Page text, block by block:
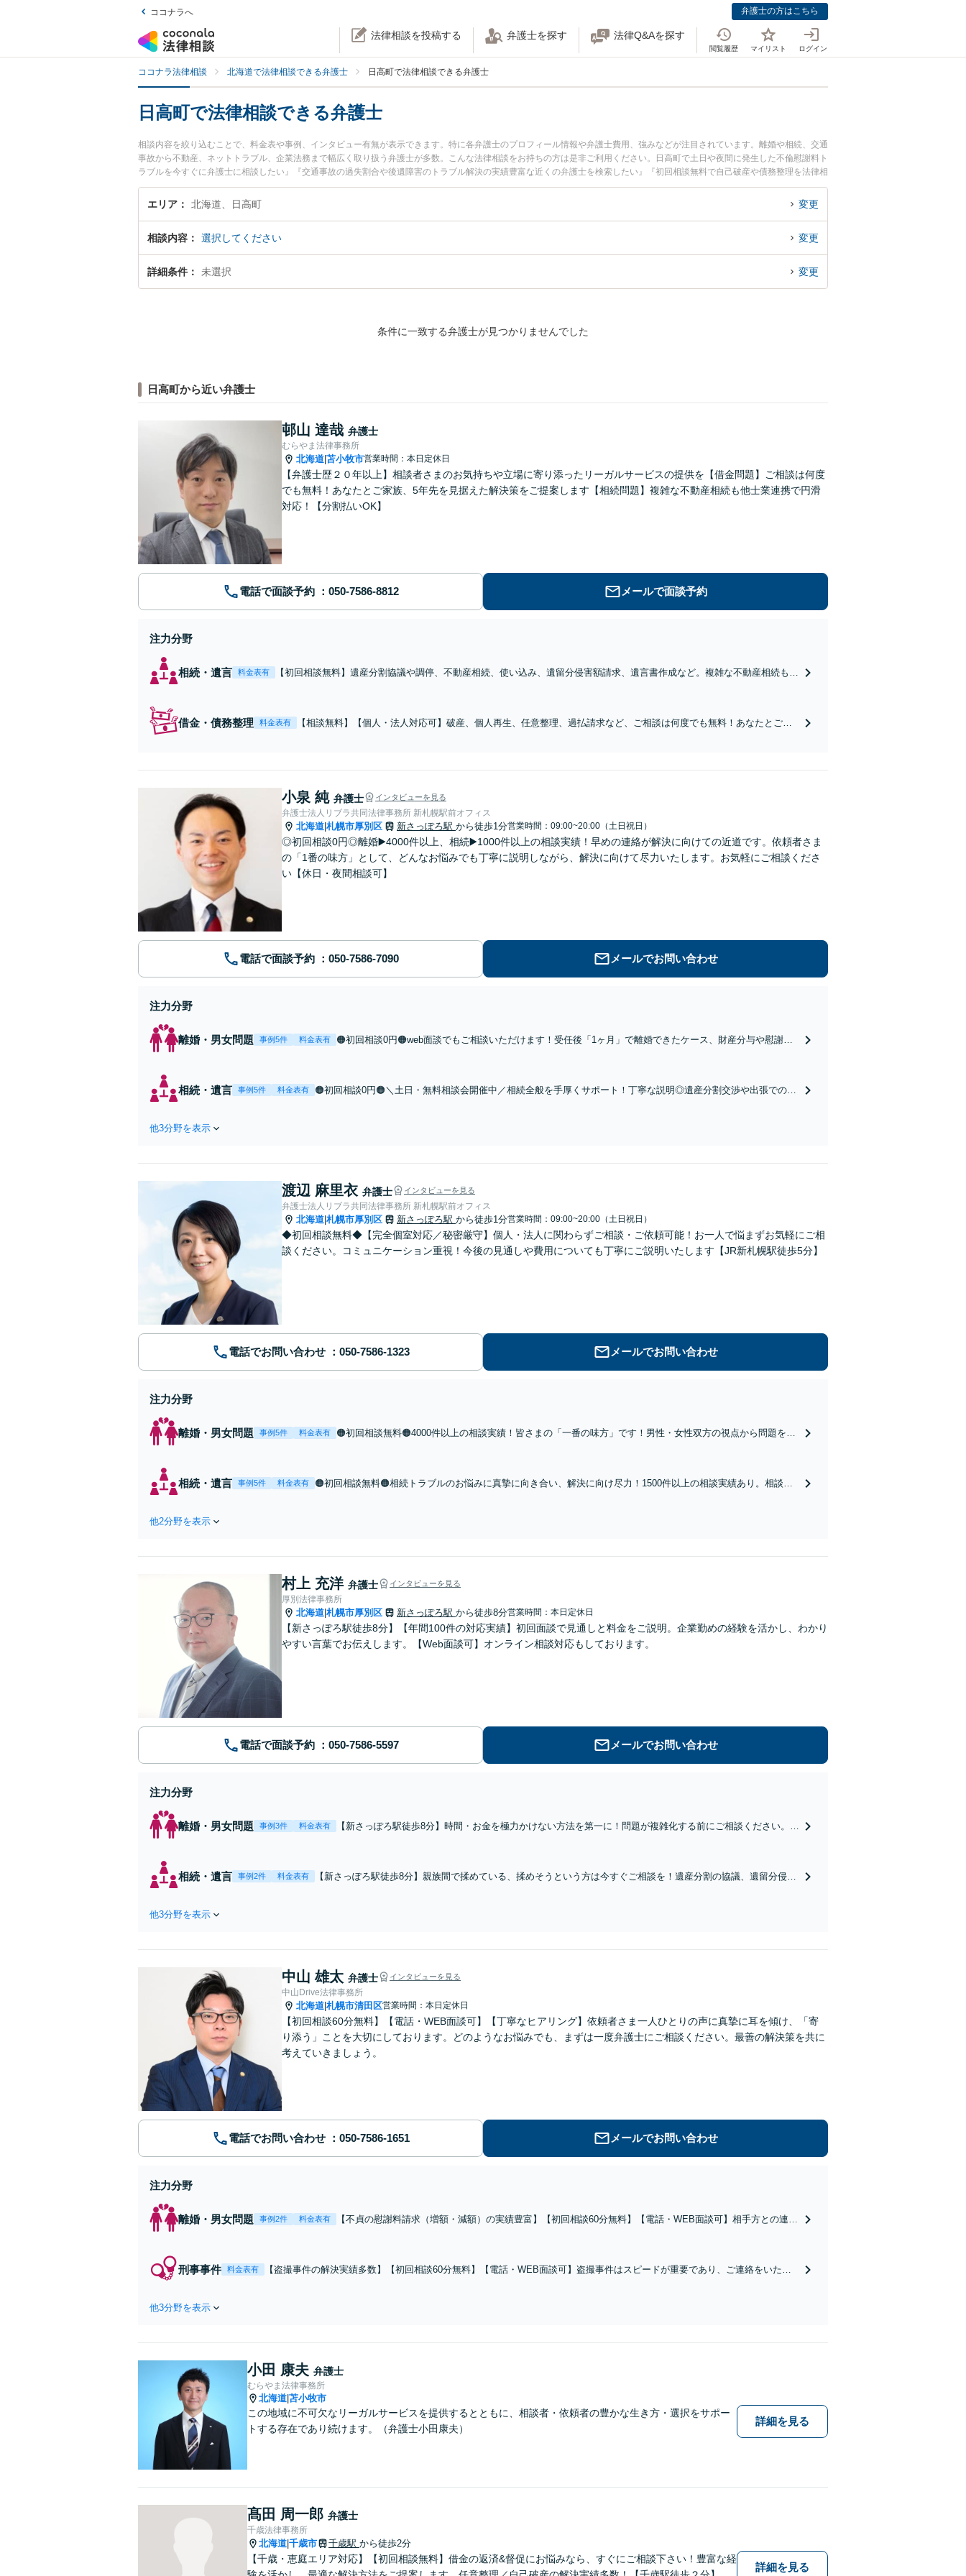
ココナラへ 弁護士の方はこちら
法律相談を投稿する 弁護士を探す 法律Q&Aを探す
閲覧履歴 マイリスト ログイン
ココナラ法律相談 北海道で法律相談できる弁護士 日高町で法律相談できる弁護士
日高町で法律相談できる弁護士
相談内容を絞り込むことで、料金表や事例、インタビュー有無が表示できます。特に各弁護士のプロフィール情報や弁護士費用、強みなどが注目されています。離婚や相続、交通
事故から不動産、ネットトラブル、企業法務まで幅広く取り扱う弁護士が多数。こんな法律相談をお持ちの方は是非ご利用ください。日高町で土日や夜間に発生した不倫慰謝料ト
ラブルを今すぐに弁護士に相談したい』『交通事故の過失割合や後遺障害のトラブル解決の実績豊富な近くの弁護士を検索したい』『初回相談無料で自己破産や債務整理を法律相
談できる日高町内の弁護士に相談予約したい』などでお困りの相談者さんにおすすめです。
エリア 北海道、日高町 変更
相談内容 選択してください 変更
詳細条件 未選択 変更
条件に一致する弁護士が見つかりませんでした
日高町から近い弁護士
邨山 達哉 弁護士
むらやま法律事務所
北海道 苫小牧市営業時間：本日定休日
【弁護士歴２０年以上】相談者さまのお気持ちや立場に寄り添ったリーガルサービスの提供を【借金問題】ご相談は何度
でも無料！あなたとご家族、5年先を見据えた解決策をご提案します【相続問題】複雑な不動産相続も他士業連携で円滑
対応！【分割払いOK】
電話で面談予約 メールで面談予約
注力分野
相続・遺言 料金表有
【初回相談無料】遺産分割協議や調停、不動産相続、使い込み、遺留分侵害額請求、遺言書作成など。複雑な不動産相続も関
借金・債務整理 料金表有
【相談無料】【個人・法人対応可】破産、個人再生、任意整理、過払請求など、ご相談は何度でも無料！あなたとご家
小泉 純 弁護士 インタビューを見る
弁護士法人リブラ共同法律事務所 新札幌駅前オフィス
北海道 札幌市厚別区 新さっぽろ駅 から徒歩1分営業時間：09:00~20:00（土日祝日）
◎初回相談0円◎離婚▶️4000件以上、相続▶️1000件以上の相談実績！早めの連絡が解決に向けての近道です。依頼者さま
の「1番の味方」として、どんなお悩みでも丁寧に説明しながら、解決に向けて尽力いたします。お気軽にご相談くださ
い【休日・夜間相談可】
電話で面談予約 メールでお問い合わせ
注力分野
離婚・男女問題 事例5件 料金表有
🟠初回相談0円🟠web面談でもご相談いただけます！受任後「1ヶ月」で離婚できたケース、財産分与や慰謝料
相続・遺言 事例5件 料金表有
🟠初回相談0円🟠＼土日・無料相談会開催中／相続全般を手厚くサポート！丁寧な説明◎遺産分割交渉や出張での遺
他3分野を表示
渡辺 麻里衣 弁護士 インタビューを見る
弁護士法人リブラ共同法律事務所 新札幌駅前オフィス
北海道 札幌市厚別区 新さっぽろ駅 から徒歩1分営業時間：09:00~20:00（土日祝日）
◆初回相談無料◆【完全個室対応／秘密厳守】個人・法人に関わらずご相談・ご依頼可能！お一人で悩まずお気軽にご相
談ください。コミュニケーション重視！今後の見通しや費用についても丁寧にご説明いたします【JR新札幌駅徒歩5分】
電話でお問い合わせ メールでお問い合わせ
注力分野
離婚・男女問題 事例5件 料金表有
🟠初回相談無料🟠4000件以上の相談実績！皆さまの「一番の味方」です！男性・女性双方の視点から問題を検
相続・遺言 事例5件 料金表有
🟠初回相談無料🟠相続トラブルのお悩みに真摯に向き合い、解決に向け尽力！1500件以上の相談実績あり。相談者
他2分野を表示
村上 充洋 弁護士 インタビューを見る
厚別法律事務所
北海道 札幌市厚別区 新さっぽろ駅 から徒歩8分営業時間：本日定休日
【新さっぽろ駅徒歩8分】【年間100件の対応実績】初回面談で見通しと料金をご説明。企業勤めの経験を活かし、わかり
やすい言葉でお伝えします。【Web面談可】オンライン相談対応もしております。
電話で面談予約 メールでお問い合わせ
注力分野
離婚・男女問題 事例3件 料金表有
【新さっぽろ駅徒歩8分】時間・お金を極力かけない方法を第一に！問題が複雑化する前にご相談ください。離
相続・遺言 事例2件 料金表有
【新さっぽろ駅徒歩8分】親族間で揉めている、揉めそうという方は今すぐご相談を！遺産分割の協議、遺留分侵害
他3分野を表示
中山 雄太 弁護士 インタビューを見る
中山Drive法律事務所
北海道 札幌市清田区営業時間：本日定休日
【初回相談60分無料】【電話・WEB面談可】【丁寧なヒアリング】依頼者さま一人ひとりの声に真摯に耳を傾け、「寄
り添う」ことを大切にしております。どのようなお悩みでも、まずは一度弁護士にご相談ください。最善の解決策を共に
考えていきましょう。
電話でお問い合わせ メールでお問い合わせ
注力分野
離婚・男女問題 事例2件 料金表有
【不貞の慰謝料請求（増額・減額）の実績豊富】【初回相談60分無料】【電話・WEB面談可】相手方との連絡
刑事事件 料金表有
【盗撮事件の解決実績多数】【初回相談60分無料】【電話・WEB面談可】盗撮事件はスピードが重要であり、ご連絡をいただ
他3分野を表示
小田 康夫 弁護士
むらやま法律事務所
北海道 苫小牧市
この地域に不可欠なリーガルサービスを提供するとともに、相談者・依頼者の豊かな生き方・選択をサポー
トする存在であり続けます。（弁護士小田康夫）
詳細を見る
髙田 周一郎 弁護士
千歳法律事務所
北海道 千歳市 千歳駅 から徒歩2分
【千歳・恵庭エリア対応】【初回相談無料】借金の返済&督促にお悩みなら、すぐにご相談下さい！豊富な経
詳細を見る